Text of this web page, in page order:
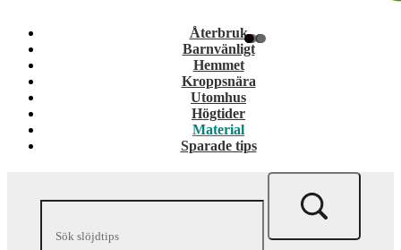
Återbruk
Barnvänligt
Hemmet
Kroppsnära
Utomhus
Högtider
Material
Sparade tips